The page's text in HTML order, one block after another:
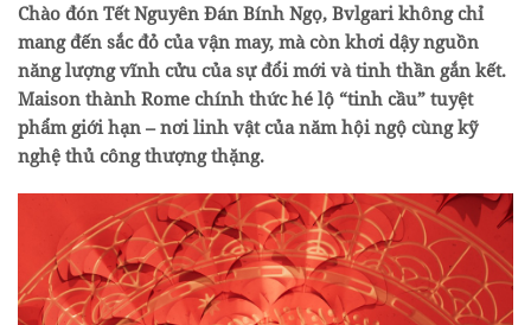
Chào đón Tết Nguyên Đán Bính Ngọ, Bvlgari không chỉ
mang đến sắc đỏ của vận may, mà còn khơi dậy nguồn
năng lượng vĩnh cửu của sự đổi mới và tinh thần gắn kết.
Maison thành Rome chính thức hé lộ “tinh cầu” tuyệt
phẩm giới hạn – nơi linh vật của năm hội ngộ cùng kỹ
nghệ thủ công thượng thặng.